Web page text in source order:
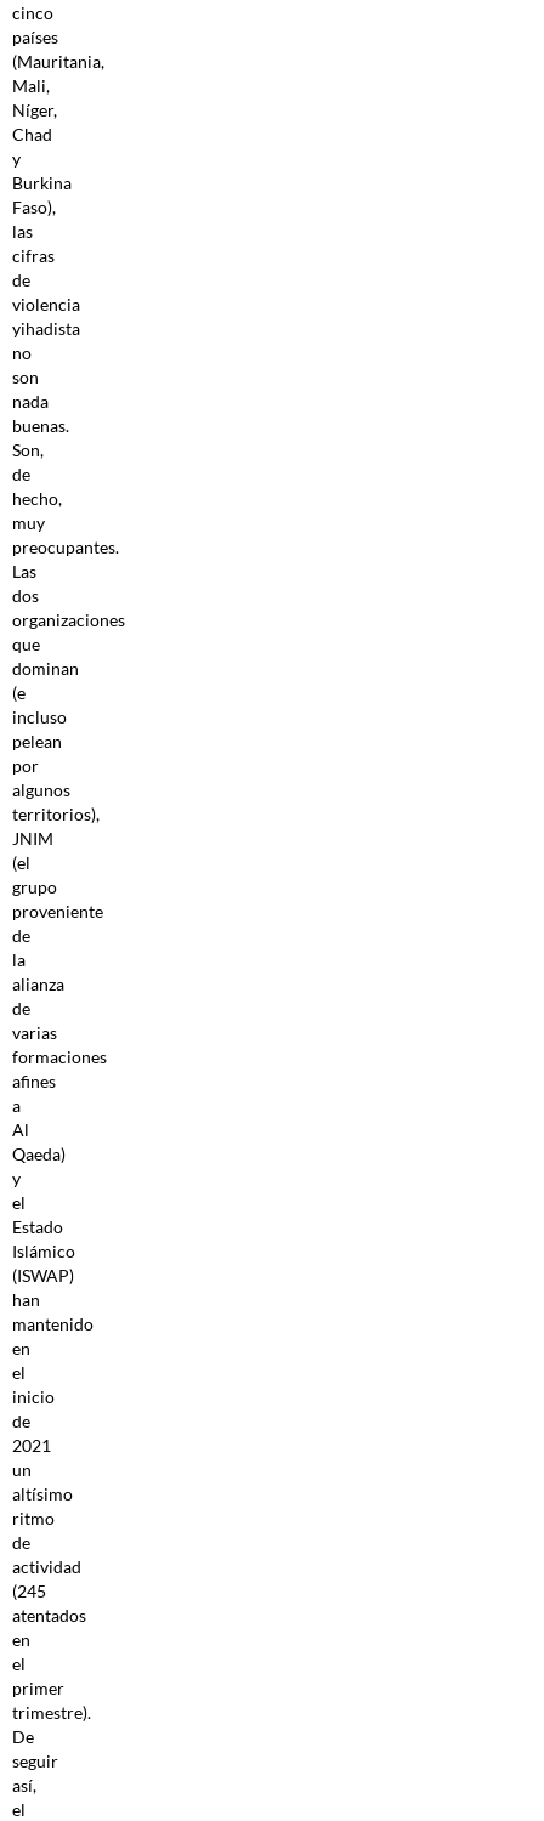
cinco
países
(Mauritania,
Mali,
Níger,
Chad
y
Burkina
Faso),
las
cifras
de
violencia
yihadista
no
son
nada
buenas.
Son,
de
hecho,
muy
preocupantes.
Las
dos
organizaciones
que
dominan
(e
incluso
pelean
por
algunos
territorios),
JNIM
(el
grupo
proveniente
de
la
alianza
de
varias
formaciones
afines
a
Al
Qaeda)
y
el
Estado
Islámico
(ISWAP)
han
mantenido
en
el
inicio
de
2021
un
altísimo
ritmo
de
actividad
(245
atentados
en
el
primer
trimestre).
De
seguir
así,
el